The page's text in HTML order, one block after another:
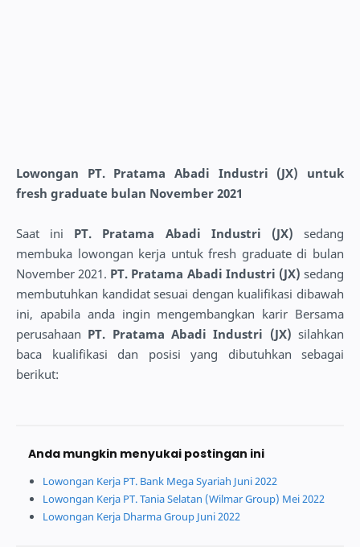
Lowongan PT. Pratama Abadi Industri (JX) untuk
fresh graduate bulan November 2021
Saat ini PT. Pratama Abadi Industri (JX)sedang
membuka lowongan kerja untuk fresh graduate di bulan
November 2021. PT. Pratama Abadi Industri (JX)sedang
membutuhkan kandidat sesuai dengan kualifikasi dibawah
ini, apabila anda ingin mengembangkan karir Bersama
perusahaan PT. Pratama Abadi Industri (JX)silahkan
baca kualifikasi dan posisi yang dibutuhkan sebagai
berikut:
Anda mungkin menyukai postingan ini
Lowongan Kerja PT. Bank Mega Syariah Juni 2022
Lowongan Kerja PT. Tania Selatan (Wilmar Group) Mei 2022
Lowongan Kerja Dharma Group Juni 2022